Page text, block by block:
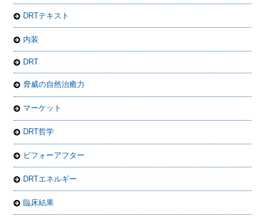
DRTテキスト
内装
DRT
脅威の自然治癒力
マーケット
DRT哲学
ビフォーアフター
DRTエネルギー
臨床結果